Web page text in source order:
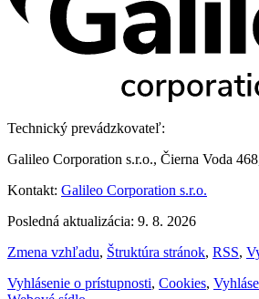
Technický prevádzkovateľ:
Galileo Corporation s.r.o., Čierna Voda
Kontakt: Galileo Corporation s.r.o.
Posledná aktualizácia: 9. 8. 2026
Zmena vzhľadu, Štruktúra stránok, RSS,
Vyhlásenie o prístupnosti, Cookies,